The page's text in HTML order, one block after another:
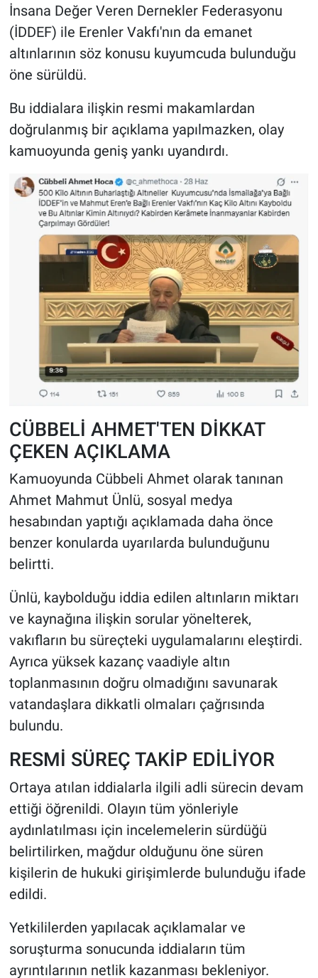
İnsana Değer Veren Dernekler Federasyonu
(İDDEF) ile Erenler Vakfı'nın da emanet
altınlarının söz konusu kuyumcuda bulunduğu
öne sürüldü.
Bu iddialara ilişkin resmi makamlardan
doğrulanmış bir açıklama yapılmazken, olay
kamuoyunda geniş yankı uyandırdı.
CÜBBELİ AHMET'TEN DİKKAT
ÇEKEN AÇIKLAMA
Kamuoyunda Cübbeli Ahmet olarak tanınan
Ahmet Mahmut Ünlü, sosyal medya
hesabından yaptığı açıklamada daha önce
benzer konularda uyarılarda bulunduğunu
belirtti.
Ünlü, kaybolduğu iddia edilen altınların miktarı
ve kaynağına ilişkin sorular yönelterek,
vakıfların bu süreçteki uygulamalarını eleştirdi.
Ayrıca yüksek kazanç vaadiyle altın
toplanmasının doğru olmadığını savunarak
vatandaşlara dikkatli olmaları çağrısında
bulundu.
RESMİ SÜREÇ TAKİP EDİLİYOR
Ortaya atılan iddialarla ilgili adli sürecin devam
ettiği öğrenildi. Olayın tüm yönleriyle
aydınlatılması için incelemelerin sürdüğü
belirtilirken, mağdur olduğunu öne süren
kişilerin de hukuki girişimlerde bulunduğu ifade
edildi.
Yetkililerden yapılacak açıklamalar ve
soruşturma sonucunda iddiaların tüm
ayrıntılarının netlik kazanması bekleniyor.